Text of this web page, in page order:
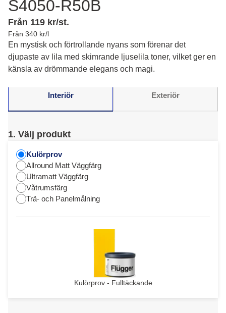
S4050-R50B
Från 119 kr/st.
Från 340 kr/l
En mystisk och förtrollande nyans som förenar det
djupaste av lila med skimrande ljuselila toner, vilket ger en
känsla av drömmande elegans och magi.
Interiör Exteriör
1. Välj produkt
Kulörprov
Allround Matt Väggfärg
Ultramatt Väggfärg
Våtrumsfärg
Trä- och Panelmålning
Kulörprov - Fulltäckande